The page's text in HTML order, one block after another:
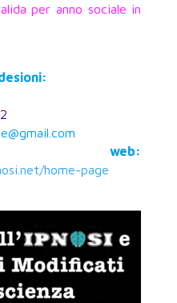
per anno sociale in
home-page